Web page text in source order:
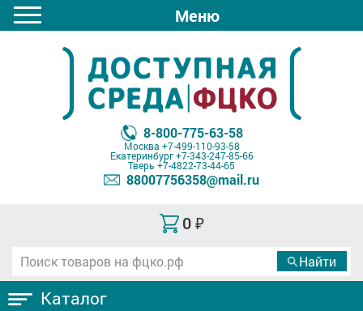
Меню
8-800-775-63-58
Москва +7-499-110-93-58
Екатеринбург+7-343-247-85-66
Тверь +7-4822-73-44-65
88007756358@mail.ru
0 ₽
Каталог